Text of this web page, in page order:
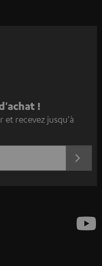
!
et recevez jusqu'à